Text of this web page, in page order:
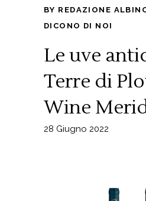
BY REDAZIONE
DICONO DI NOI
Le uve
Terre di
Wine
28 Giugno 2022